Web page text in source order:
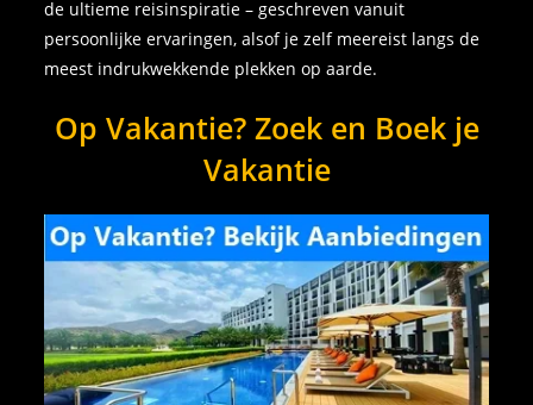
de ultieme reisinspiratie – geschreven vanuit
persoonlijke ervaringen, alsof je zelf meereist langs de
meest indrukwekkende plekken op aarde.
Op Vakantie? Zoek en Boek je
Vakantie